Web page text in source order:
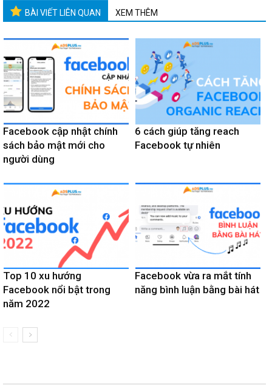
BÀI VIẾT LIÊN QUAN XEM THÊM
Facebook cập nhật chính
sách bảo mật mới cho
người dùng
6 cách giúp tăng reach
Facebook tự nhiên
Top 10 xu hướng
Facebook nổi bật trong
năm 2022
Facebook vừa ra mắt tính
năng bình luận bằng bài hát